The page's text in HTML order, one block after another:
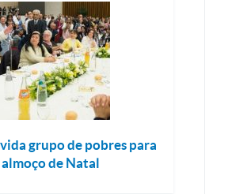
grupo de pobres para
almoço de Natal